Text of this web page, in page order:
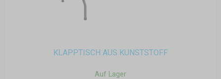
KLAPPTISCH AUS KUNSTSTOFF
Auf Lager